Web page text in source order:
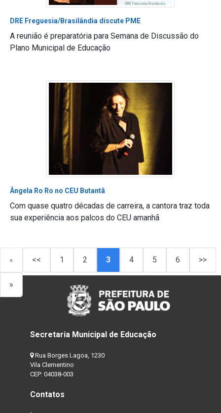
DRE Freguesia/Brasilândia discute PME
A reunião é preparatória para Semana de Discussão do
Plano Municipal de Educação
Ângela Ro Ro no CEU Butantã
Com quase quatro décadas de carreira, a cantora traz toda
sua experiência aos palcos do CEU amanhã
« << 1 2 3 4 5 6 >>
»
Secretaria Municipal de Educação
Rua Borges Lagoa, 1230
Vila Clementino
CEP: 04038-003
Contatos